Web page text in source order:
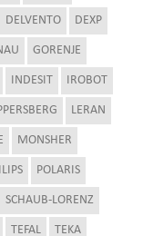
DELVENTO DEXP
GORENJE
INDESIT IROBOT
LERAN
MONSHER
POLARIS
SCHAUB-LORENZ
TEFAL TEKA